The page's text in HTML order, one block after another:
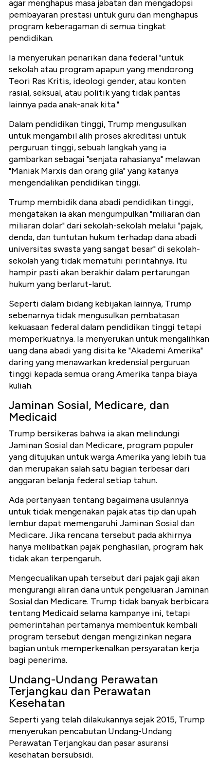
agar menghapus masa jabatan dan mengadopsi
pembayaran prestasi untuk guru dan menghapus
program keberagaman di semua tingkat
pendidikan.
Ia menyerukan penarikan dana federal "untuk
sekolah atau program apapun yang mendorong
Teori Ras Kritis, ideologi gender, atau konten
rasial, seksual, atau politik yang tidak pantas
lainnya pada anak-anak kita."
Dalam pendidikan tinggi, Trump mengusulkan
untuk mengambil alih proses akreditasi untuk
perguruan tinggi, sebuah langkah yang ia
gambarkan sebagai "senjata rahasianya" melawan
"Maniak Marxis dan orang gila" yang katanya
mengendalikan pendidikan tinggi.
Trump membidik dana abadi pendidikan tinggi,
mengatakan ia akan mengumpulkan "miliaran dan
miliaran dolar" dari sekolah-sekolah melalui "pajak,
denda, dan tuntutan hukum terhadap dana abadi
universitas swasta yang sangat besar" di sekolah-
sekolah yang tidak mematuhi perintahnya. Itu
hampir pasti akan berakhir dalam pertarungan
hukum yang berlarut-larut.
Seperti dalam bidang kebijakan lainnya, Trump
sebenarnya tidak mengusulkan pembatasan
kekuasaan federal dalam pendidikan tinggi tetapi
memperkuatnya. Ia menyerukan untuk mengalihkan
uang dana abadi yang disita ke "Akademi Amerika"
daring yang menawarkan kredensial perguruan
tinggi kepada semua orang Amerika tanpa biaya
kuliah.
Jaminan Sosial, Medicare, dan
Medicaid
Trump bersikeras bahwa ia akan melindungi
Jaminan Sosial dan Medicare, program populer
yang ditujukan untuk warga Amerika yang lebih tua
dan merupakan salah satu bagian terbesar dari
anggaran belanja federal setiap tahun.
Ada pertanyaan tentang bagaimana usulannya
untuk tidak mengenakan pajak atas tip dan upah
lembur dapat memengaruhi Jaminan Sosial dan
Medicare. Jika rencana tersebut pada akhirnya
hanya melibatkan pajak penghasilan, program hak
tidak akan terpengaruh.
Mengecualikan upah tersebut dari pajak gaji akan
mengurangi aliran dana untuk pengeluaran Jaminan
Sosial dan Medicare. Trump tidak banyak berbicara
tentang Medicaid selama kampanye ini, tetapi
pemerintahan pertamanya membentuk kembali
program tersebut dengan mengizinkan negara
bagian untuk memperkenalkan persyaratan kerja
bagi penerima.
Undang-Undang Perawatan
Terjangkau dan Perawatan
Kesehatan
Seperti yang telah dilakukannya sejak 2015, Trump
menyerukan pencabutan Undang-Undang
Perawatan Terjangkau dan pasar asuransi
kesehatan bersubsidi.